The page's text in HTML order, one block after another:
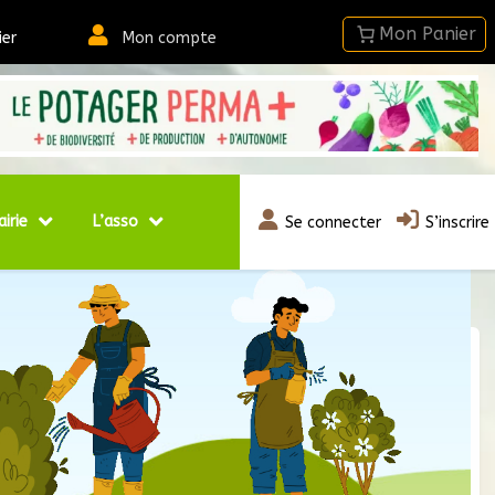
Mon compte
L’asso Se connecter S’inscrire